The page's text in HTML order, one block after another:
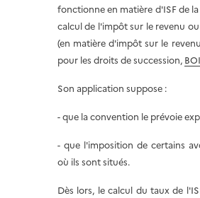
fonctionne en matière d'ISF de
calcul de l'impôt sur le revenu
(en matière d'impôt sur le
pour les droits de succession,
Son application suppose :
- que la convention le prévoie
- que l'imposition de certains
où ils sont situés.
Dès lors, le calcul du taux de